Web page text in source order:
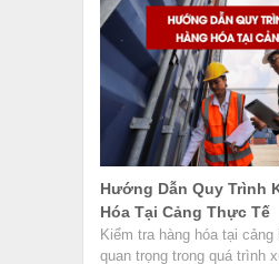
Hướng Dẫn Quy Trình
Hóa Tại Cảng Thực Tế
Kiểm tra hàng hóa tại
quan trọng trong quá trình